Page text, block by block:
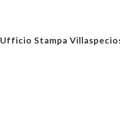
Ufficio Stampa